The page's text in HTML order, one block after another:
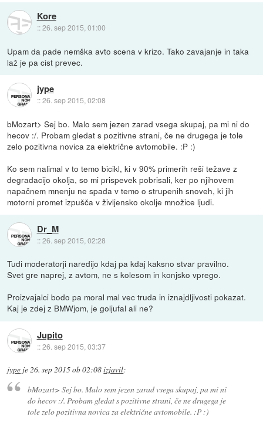
Kore
::26. sep 2015, 01:00
Upam da pade nemška avto scena v krizo. Tako zavajanje in taka
laž je pa cist prevec.
jype
::26. sep 2015, 02:08
bMozart> Sej bo. Malo sem jezen zarad vsega skupaj, pa mi ni do
hecov :/. Probam gledat s pozitivne strani, če ne drugega je tole
zelo pozitivna novica za električne avtomobile. :P :)
Ko sem nalimal v to temo bicikl, ki v 90% primerih reši težave z
degradacijo okolja, so mi prispevek pobrisali, ker po njihovem
napačnem mnenju ne spada v temo o strupenih snoveh, ki jih
motorni promet izpušča v življensko okolje množice ljudi.
Dr_M
::26. sep 2015, 02:28
Tudi moderatorji naredijo kdaj pa kdaj kaksno stvar pravilno.
Svet gre naprej, z avtom, ne s kolesom in konjsko vprego.
Proizvajalci bodo pa moral mal vec truda in iznajdljivosti pokazat.
Kaj je zdej z BMWjom, je goljufal ali ne?
Jupito
::26. sep 2015, 03:37
jype je26. sep 2015 ob 02:08izjavil:
bMozart> Sej bo. Malo sem jezen zarad vsega skupaj, pa mi ni
do hecov :/. Probam gledat s pozitivne strani, če ne drugega je
tole zelo pozitivna novica za električne avtomobile. :P :)